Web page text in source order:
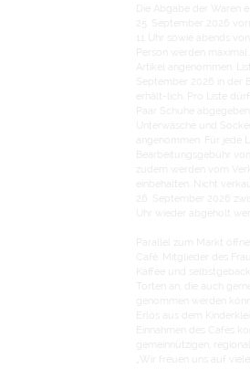
Die Abgabe der Waren
25. September 2026
11 Uhr sowie abends
Person werden maximal
Artikel angenommen.
September 2026 in der
erhält-lich. Pro Liste
Paar Schuhe abgegeben
Unterwäsche und
angenommen. Für jede
Bearbeitungsgebühr
zudem werden vom
einbehalten. Nicht
26. September 2026
Uhr wieder abgeholt
Parallel zum Markt
Café. Mitglieder des
Kaffee und
Torten an, die auch
genommen werden
Erlös aus dem
Einnahmen des Cafés
gemeinnützigen,
„Wir freuen uns auf